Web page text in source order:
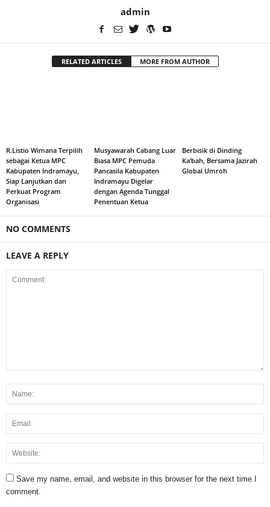
admin
RELATED ARTICLES MORE FROM AUTHOR
R.Listio Wimana Terpilih
sebagai Ketua MPC
Kabupaten Indramayu,
Siap Lanjutkan dan
Perkuat Program
Organisasi
Musyawarah Cabang Luar
Biasa MPC Pemuda
Pancasila Kabupaten
Indramayu Digelar
dengan Agenda Tunggal
Penentuan Ketua
Berbisik di Dinding
Ka’bah, Bersama Jazirah
Global Umroh
NO COMMENTS
LEAVE A REPLY
Save my name, email, and website in this browser for the next time I
comment.